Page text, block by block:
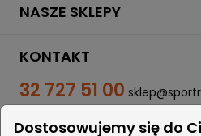
NASZE SKLEPY
KONTAKT
32 727 51 00
Dostosowujemy się do